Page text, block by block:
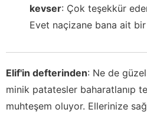
kevser: Çok teşekkür
Evet naçizane bana ait
Elif'in defterinden: Ne de
minik patatesler baharatlanıp
muhteşem oluyor. Ellerinize